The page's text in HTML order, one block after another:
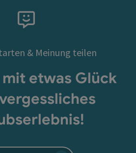
& Meinung teilen
etwas Glück